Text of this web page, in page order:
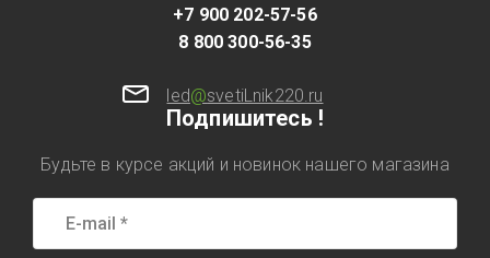
+7 900 202-57-56
8 800 300-56-35
led@svetiLnik220.ru
Подпишитесь !
Будьте в курсе акций и новинок нашего магазина